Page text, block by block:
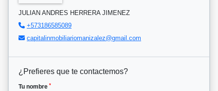
JULIAN ANDRES HERRERA JIMENEZ
+573186585089
capitalinmobiliariomanizalez@gmail.com
¿Prefieres que te contactemos?
Tu nombre *